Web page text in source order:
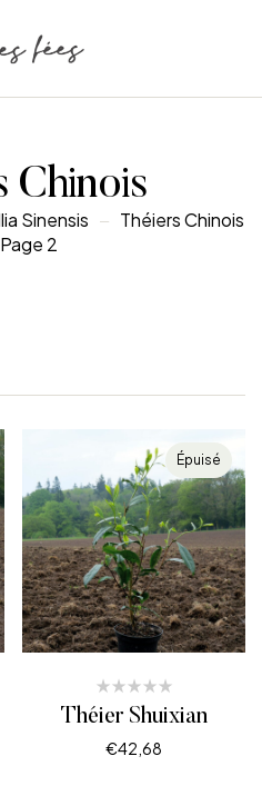
Chinois
Sinensis
Théiers Chinois
Page 2
Épuisé
Théier Shuixian
€42,68